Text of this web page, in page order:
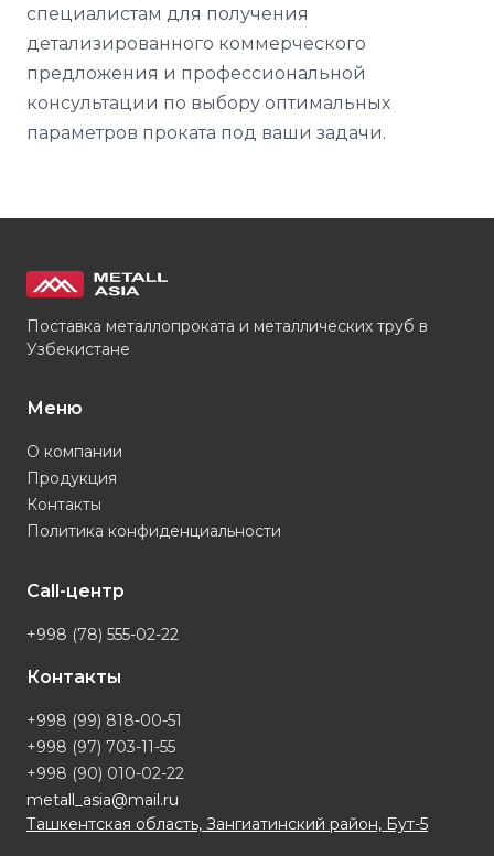
специалистам для получения
детализированного коммерческого
предложения и профессиональной
консультации по выбору оптимальных
параметров проката под ваши задачи.
Поставка металлопроката и металлических труб в
Узбекистане
Меню
О компании
Продукция
Контакты
Политика конфиденциальности
Call-центр
+998 (78) 555-02-22
Контакты
+998 (99) 818-00-51
+998 (97) 703-11-55
+998 (90) 010-02-22
metall_asia@mail.ru
Ташкентская область, Зангиатинский район, Бут-5